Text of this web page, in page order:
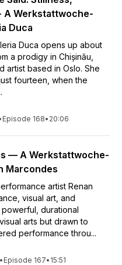
A Werkstattwoche-
Duca
Duca opens up about
a prodigy in Chișinău,
artist based in Oslo. She
fourteen, when the
Episode 168• 20:06
— A Werkstattwoche-
Marcondes
artist Renan
visual art, and
durational
arts but drawn to
performance throu...
• Episode 167• 15:51